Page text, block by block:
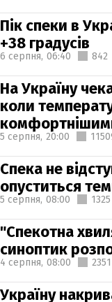
Пік спеки в
+38 градусів
6 серпня, 06:40 842
На Україну
коли
5 серпня, 20:00
Спека не
опуститься
5 серпня, 08:00 1325
"Спекотна
синоптик
4 серпня, 08:00 2351
Україну